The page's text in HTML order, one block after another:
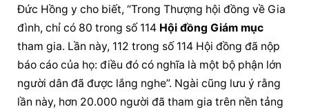
Đức Hồng y cho biết, “Trong Thượng hội đồng về Gia
đình, chỉ có 80 trong số 114 Hội đồng Giám mục
tham gia. Lần này, 112 trong số 114 Hội đồng đã nộp
báo cáo của họ: điều đó có nghĩa là một bộ phận lớn
người dân đã được lắng nghe”. Ngài cũng lưu ý rằng
lần này, hơn 20.000 người đã tham gia trên nền tảng